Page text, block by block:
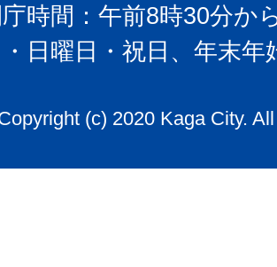
時間：午前8時30分か
・日曜日・祝日、年末
(c) 2020 Kaga City.